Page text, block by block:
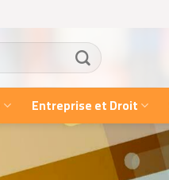
Entreprise et Droit